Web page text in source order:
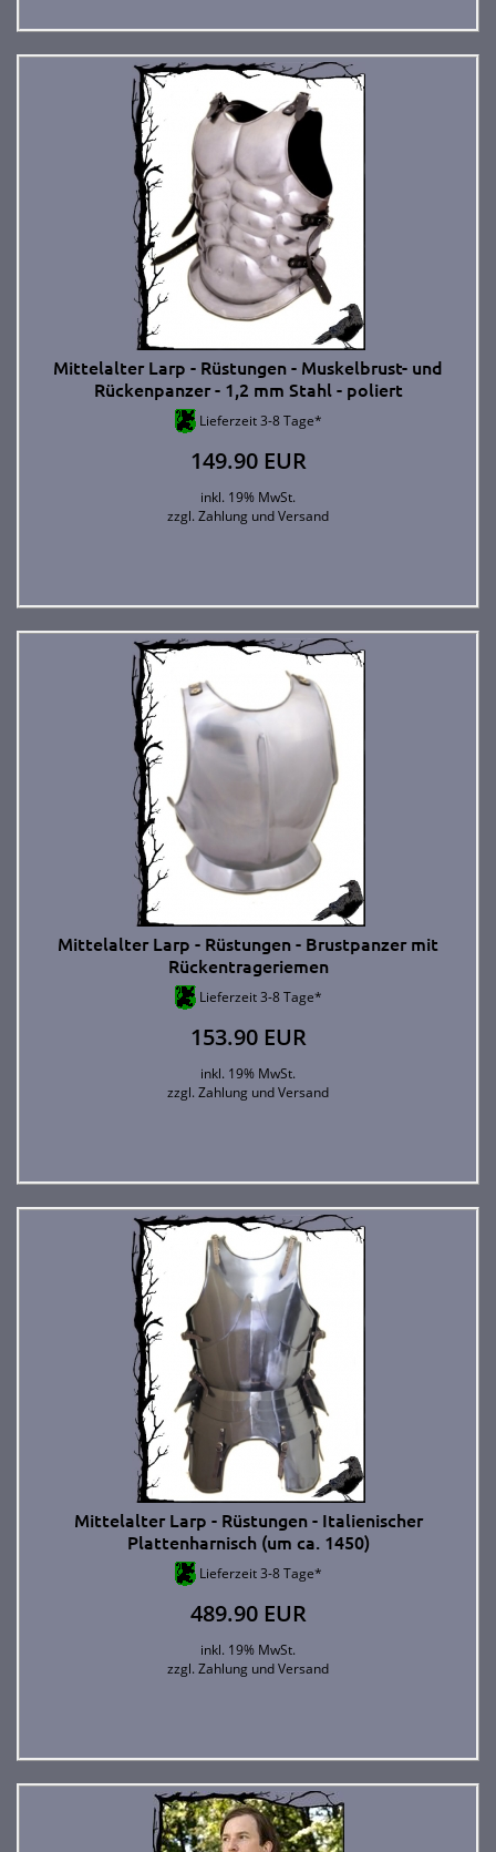
Mittelalter Larp - Rüstungen - Muskelbrust- und
Rückenpanzer - 1,2 mm Stahl - poliert
Lieferzeit 3-8 Tage*
149.90 EUR
inkl. 19% MwSt.
zzgl.Zahlung und Versand
Mittelalter Larp - Rüstungen - Brustpanzer mit
Rückentrageriemen
Lieferzeit 3-8 Tage*
153.90 EUR
inkl. 19% MwSt.
zzgl.Zahlung und Versand
Mittelalter Larp - Rüstungen - Italienischer
Plattenharnisch (um ca. 1450)
Lieferzeit 3-8 Tage*
489.90 EUR
inkl. 19% MwSt.
zzgl.Zahlung und Versand